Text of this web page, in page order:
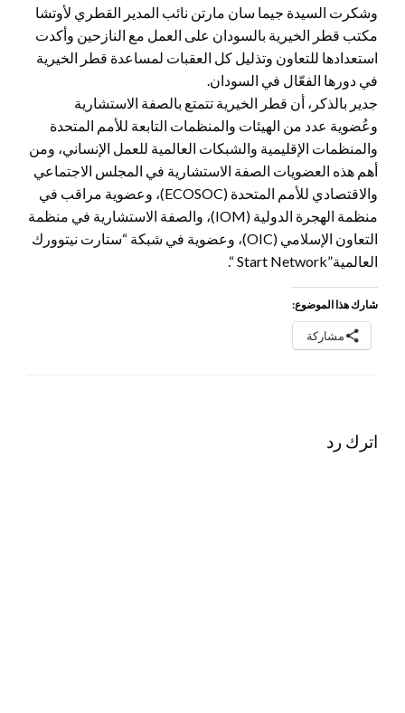
وشكرت السيدة جيما سان مارتن نائب المدير القطري لأوتشا
مكتب قطر الخيرية بالسودان على العمل مع النازحين وأكدت
استعدادها للتعاون وتذليل كل العقبات لمساعدة قطر الخيرية
في دورها الفعّال في السودان.
جدير بالذكر، أن قطر الخيرية تتمتع بالصفة الاستشارية
وعُضوية عدد من الهيئات والمنظمات التابعة للأمم المتحدة
والمنظمات الإقليمية والشبكات العالمية للعمل الإنساني، ومن
أهم هذه العضويات الصفة الاستشارية في المجلس الاجتماعي
والاقتصادي للأمم المتحدة (ECOSOC)، وعضوية مراقب في
منظمة الهجرة الدولية (IOM)، والصفة الاستشارية في منظمة
التعاون الإسلامي (OIC)، وعضوية في شبكة “ستارت نيتوورك
العالمية”Start Network “.
شارك هذا الموضوع:
مشاركة
اترك رد